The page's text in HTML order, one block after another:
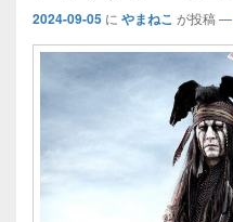
2024-09-05 に やまねこ が投稿 —